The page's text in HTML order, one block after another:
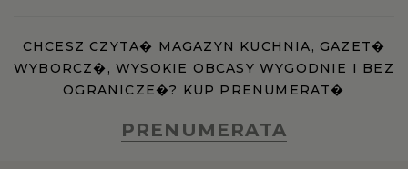
CHCESZ CZYTA� MAGAZYN KUCHNIA, GAZET�
WYBORCZ�, WYSOKIE OBCASY WYGODNIE I BEZ
OGRANICZE�? KUP PRENUMERAT�
PRENUMERATA